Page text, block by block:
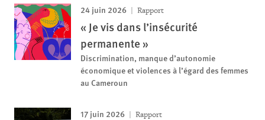
24 juin 2026 Rapport
« Je vis dans l’insécurité
permanente »
Discrimination, manque d’autonomie
économique et violences à l’égard des femmes
au Cameroun
17 juin 2026 Rapport